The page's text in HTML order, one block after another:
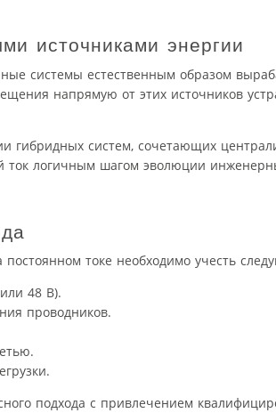
источниками энергии
системы естественным образом
напрямую от этих источников
гибридных систем, сочетающих
ток логичным шагом эволюции
токе необходимо учесть
48 В).
проводников.
подхода с привлечением